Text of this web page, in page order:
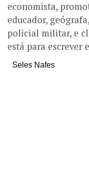
economista,
educador,
policial militar, e
está para escrever
Seles Nafes